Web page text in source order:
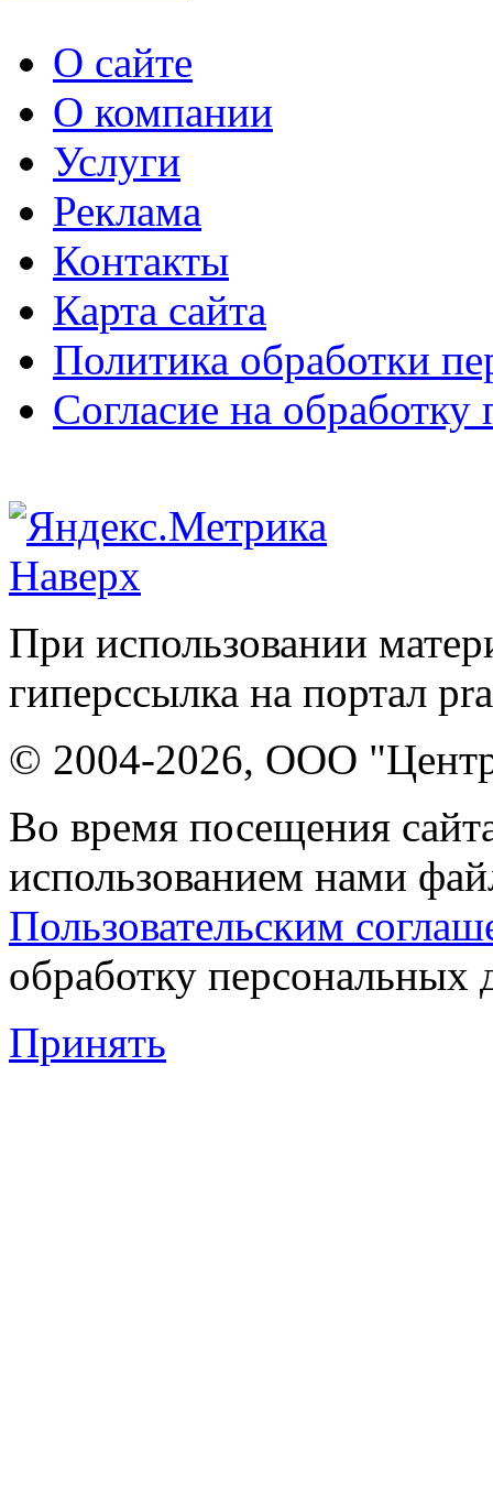
О сайте
О компании
Услуги
Реклама
Контакты
Карта сайта
Политика обработки
Согласие на
Наверх
При использовании
гиперссылка на портал
© 2004-2026, ООО "Центр
Во время посещения
использованием нами
Пользовательским
обработку персональных
Принять